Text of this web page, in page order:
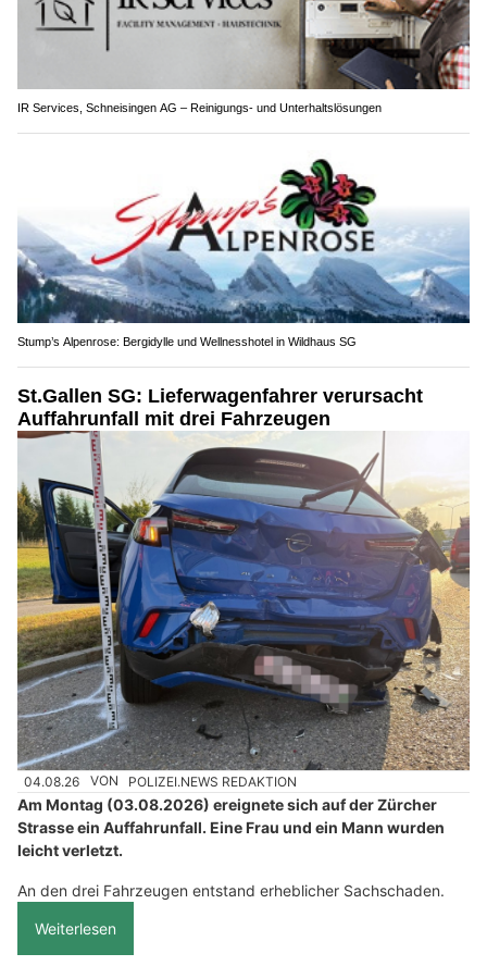
IR Services, Schneisingen AG – Reinigungs- und Unterhaltslösungen
Stump’s Alpenrose: Bergidylle und Wellnesshotel in Wildhaus SG
St.Gallen SG: Lieferwagenfahrer verursacht
Auffahrunfall mit drei Fahrzeugen
04.08.26 VON POLIZEI.NEWS REDAKTION
Am Montag (03.08.2026) ereignete sich auf der Zürcher
Strasse ein Auffahrunfall. Eine Frau und ein Mann wurden
leicht verletzt.
An den drei Fahrzeugen entstand erheblicher Sachschaden.
Weiterlesen